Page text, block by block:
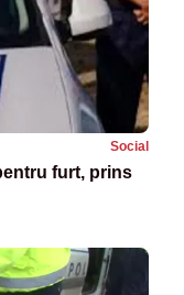
Social
furt, prins